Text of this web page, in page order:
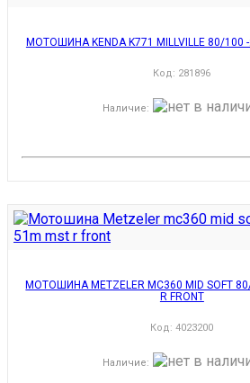
МОТОШИНА KENDA K771 MILLVILLE 80/100 -
Код: 281896
Наличие:
МОТОШИНА METZELER MC360 MID SOFT
R FRONT
Код:4023200
Наличие: